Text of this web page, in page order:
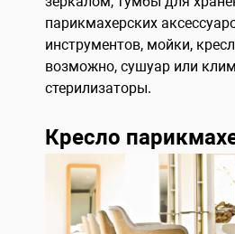
парикмахерских
инструментов, мойки,
возможно, сушуар или
стерилизаторы.
Кресло